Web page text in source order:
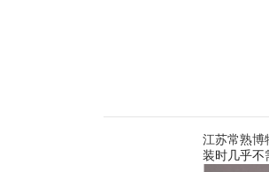
江苏常熟博
装时几乎不